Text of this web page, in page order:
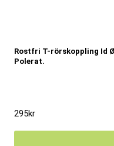
Rostfri T-rörskoppling Id
Polerat.
295kr